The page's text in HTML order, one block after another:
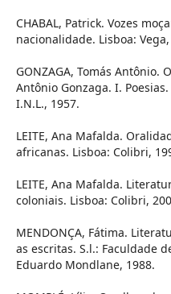
CHABAL, Patrick. Vozes
nacionalidade. Lisboa:
GONZAGA, Tomás Antônio.
Antônio Gonzaga. I.
I.N.L., 1957.
LEITE, Ana Mafalda.
africanas. Lisboa: Colibri,
LEITE, Ana Mafalda.
coloniais. Lisboa: Colibri,
MENDONÇA, Fátima.
as escritas. S.l.: Faculdade
Eduardo Mondlane, 1988.